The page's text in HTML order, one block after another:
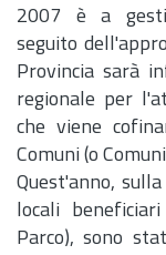
2007 è a
seguito
Provincia sarà
regionale per
che viene
Comuni (o
Quest'anno,
locali
Parco), sono